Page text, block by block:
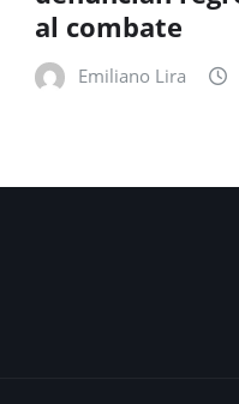
al combate
Emiliano Lira